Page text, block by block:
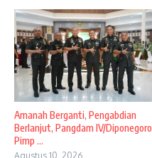
Amanah Berganti, Pengabdian
Berlanjut, Pangdam IV/Diponegoro
Pimp ...
Agustus 10, 2026